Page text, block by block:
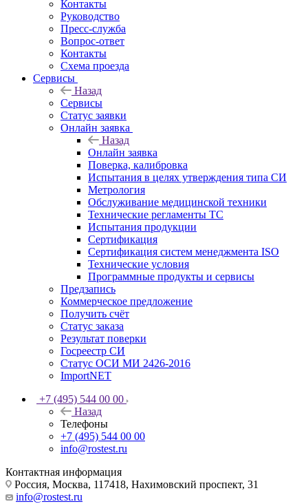
Контакты
Руководство
Пресс-служба
Вопрос-ответ
Контакты
Схема проезда
Сервисы
Назад
Сервисы
Статус заявки
Онлайн заявка
Назад
Онлайн заявка
Поверка, калибровка
Испытания в целях утверждения типа СИ
Метрология
Обслуживание медицинской техники
Технические регламенты ТС
Испытания продукции
Сертификация
Сертификация систем менеджмента ISO
Технические условия
Программные продукты и сервисы
Предзапись
Коммерческое предложение
Получить счёт
Статус заказа
Результат поверки
Госреестр СИ
Статус ОСИ МИ 2426-2016
ImportNET
+7 (495) 544 00 00
Назад
Телефоны
+7 (495) 544 00 00
info@rostest.ru
Контактная информация
Россия, Москва, 117418, Нахимовский проспект, 31
info@rostest.ru